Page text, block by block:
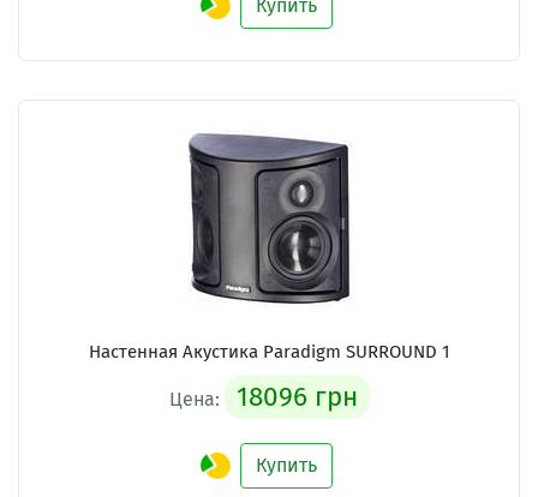
Купить
Настенная Акустика Paradigm SURROUND 1
Цена: 18096 грн
Купить